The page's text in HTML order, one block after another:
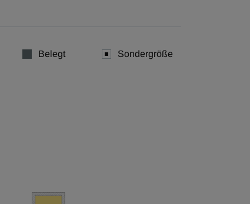
Belegt Sondergröße